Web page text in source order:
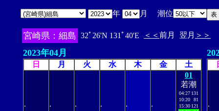
年 月 潮位
宮崎県：細島 32ﾟ26'N 131ﾟ40'E ＜＜ 前月 翌月 ＞＞
2023年04月
日 月 火 水 木 金 土
. . . . . .
01
若潮
04:27 131
10:20
81
15:30 121
.